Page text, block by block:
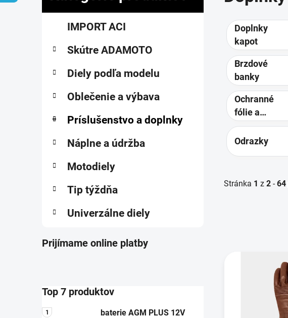
č
kategórieIMPORT ACI
Skútre ADAMOTO
Diely podľa modelu
Oblečenie a výbava
Príslušenstvo a doplnky
Náplne a údržba
Motodiely
Tip týždňa
Univerzálne diely
Prijímame online platby
Top 7 produktov
baterie AGM PLUS 12V
Doplnky
kapot
Brzdové
banky
Ochranné
fólie a
tankpady
Odrazky
Stránka 1 z 2 -64